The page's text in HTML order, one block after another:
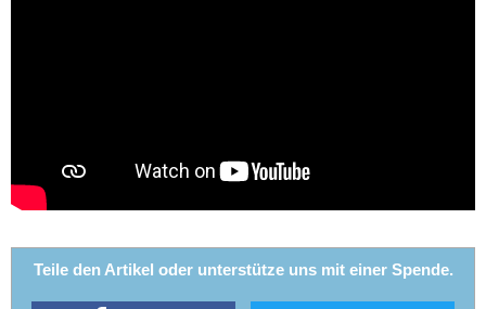
Teile den Artikel oder unterstütze uns mit einer Spende.